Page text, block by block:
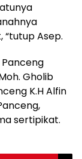
Asep.
Gholib
K.H Alfin
sertipikat.